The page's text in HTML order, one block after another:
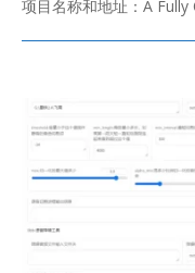
16
项目名称和地址：A